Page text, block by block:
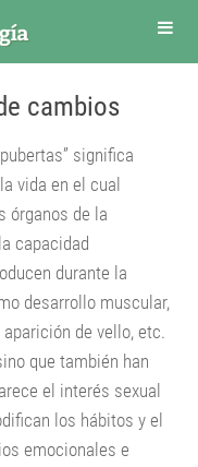
cambios
significa
vida en el cual
órganos de la
capacidad
durante la
desarrollo muscular,
de vello, etc.
que también han
el interés sexual
los hábitos y el
emocionales e